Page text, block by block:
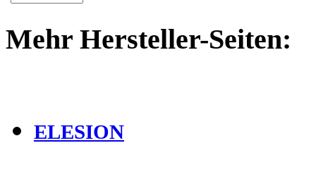
Mehr Hersteller-Seiten:
ELESION